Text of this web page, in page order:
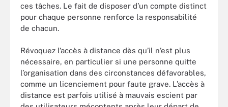
ces tâches. Le fait de disposer d’un compte distinct
pour chaque personne renforce la responsabilité
de chacun.
Révoquez l’accès à distance dès qu’il n’est plus
nécessaire, en particulier si une personne quitte
l’organisation dans des circonstances défavorables,
comme un licenciement pour faute grave. L’accès à
distance est parfois utilisé à mauvais escient par